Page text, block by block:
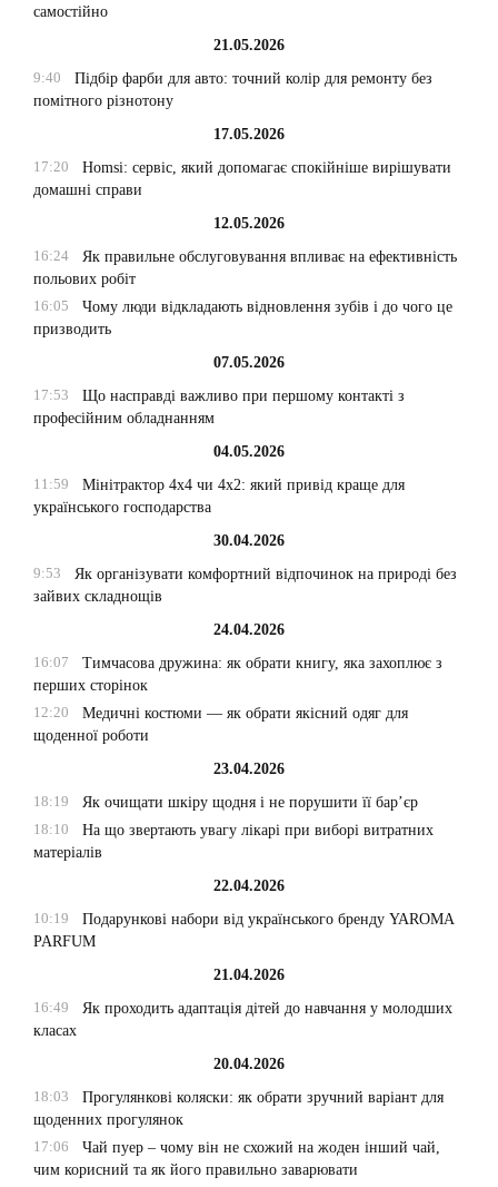
самостійно
21.05.2026
9:40
Підбір фарби для авто: точний колір для ремонту без
помітного різнотону
17.05.2026
17:20
Homsi: сервіс, який допомагає спокійніше вирішувати
домашні справи
12.05.2026
16:24
Як правильне обслуговування впливає на ефективність
польових робіт
16:05
Чому люди відкладають відновлення зубів і до чого це
призводить
07.05.2026
17:53
Що насправді важливо при першому контакті з
професійним обладнанням
04.05.2026
11:59
Мінітрактор 4х4 чи 4х2: який привід краще для
українського господарства
30.04.2026
9:53
Як організувати комфортний відпочинок на природі без
зайвих складнощів
24.04.2026
16:07
Тимчасова дружина: як обрати книгу, яка захоплює з
перших сторінок
12:20
Медичні костюми — як обрати якісний одяг для
щоденної роботи
23.04.2026
18:19
Як очищати шкіру щодня і не порушити її бар’єр
18:10
На що звертають увагу лікарі при виборі витратних
матеріалів
22.04.2026
10:19
Подарункові набори від українського бренду YAROMA
PARFUM
21.04.2026
16:49
Як проходить адаптація дітей до навчання у молодших
класах
20.04.2026
18:03
Прогулянкові коляски: як обрати зручний варіант для
щоденних прогулянок
17:06
Чай пуер – чому він не схожий на жоден інший чай,
чим корисний та як його правильно заварювати